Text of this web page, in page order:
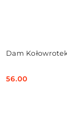
Dam
Cena:
56.00